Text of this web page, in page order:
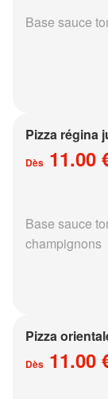
Base sauce
Pizza régina
Dès 11.00
Base sauce
champignons
Pizza
Dès 11.00